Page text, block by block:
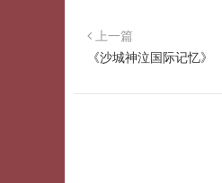
上一篇
《沙城神泣国际记忆》